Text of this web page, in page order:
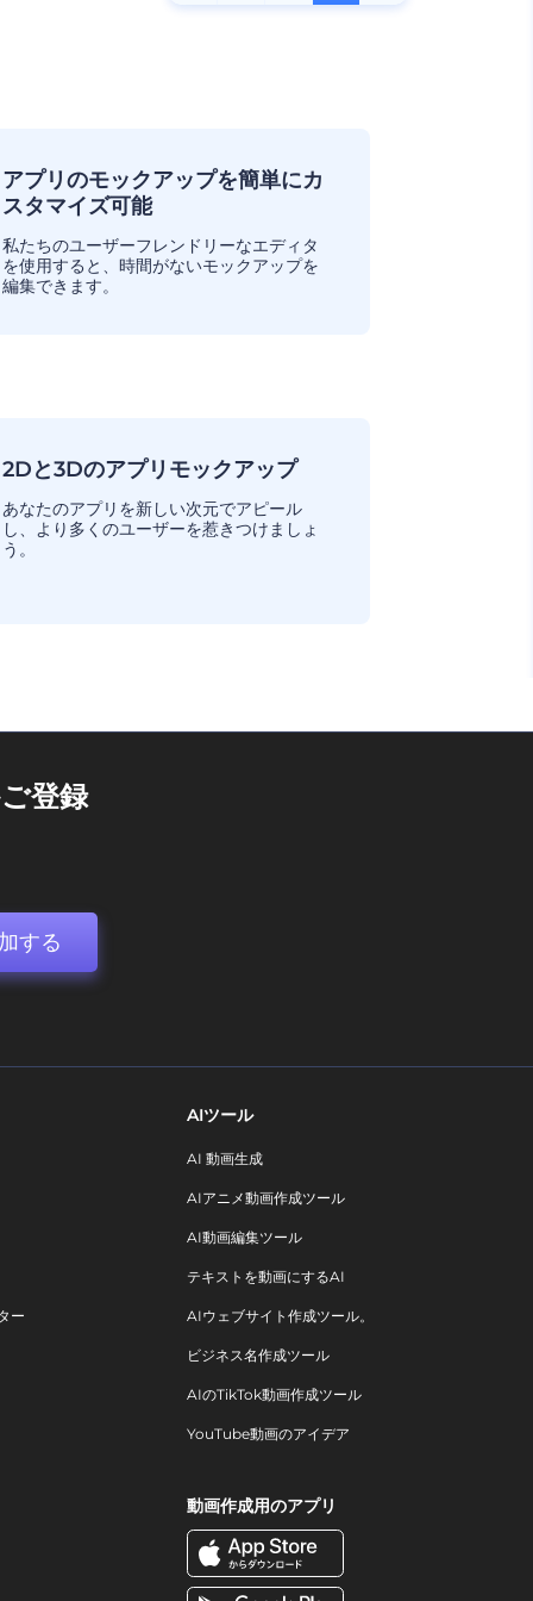
アプリのモックアップを簡単にカ
スタマイズ可能
私たちのユーザーフレンドリーなエディタ
を使用すると、時間がないモックアップを
編集できます。
2Dと3Dのアプリモックアップ
あなたのアプリを新しい次元でアピール
し、より多くのユーザーを惹きつけましょ
う。
登録
する
ー
AIツール
AI 動画生成
AIアニメ動画作成ツール
AI動画編集ツール
テキストを動画にするAI
AIウェブサイト作成ツール。
ビジネス名作成ツール
AIのTikTok動画作成ツール
YouTube動画のアイデア
動画作成用のアプリ